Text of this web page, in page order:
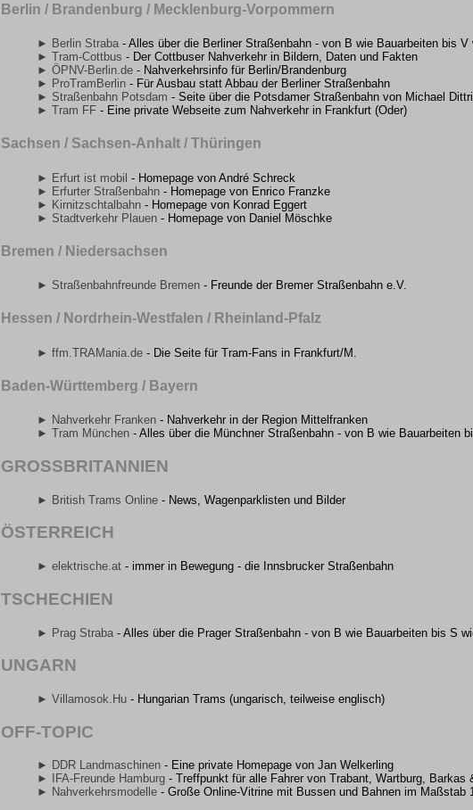
Berlin / Brandenburg / Mecklenburg-Vorpommern
► Berlin Straba - Alles über die Berliner Straßenbahn - von B wie Bauarbeiten bis V
► Tram-Cottbus - Der Cottbuser Nahverkehr in Bildern, Daten und Fakten
► ÖPNV-Berlin.de - Nahverkehrsinfo für Berlin/Brandenburg
► ProTramBerlin - Für Ausbau statt Abbau der Berliner Straßenbahn
► Straßenbahn Potsdam - Seite über die Potsdamer Straßenbahn von Michael
► Tram FF - Eine private Webseite zum Nahverkehr in Frankfurt (Oder)
Sachsen / Sachsen-Anhalt / Thüringen
► Erfurt ist mobil - Homepage von André Schreck
► Erfurter Straßenbahn - Homepage von Enrico Franzke
► Kirnitzschtalbahn - Homepage von Konrad Eggert
► Stadtverkehr Plauen - Homepage von Daniel Möschke
Bremen / Niedersachsen
► Straßenbahnfreunde Bremen - Freunde der Bremer Straßenbahn e.V.
Hessen / Nordrhein-Westfalen / Rheinland-Pfalz
► ffm.TRAMania.de - Die Seite für Tram-Fans in Frankfurt/M.
Baden-Württemberg / Bayern
► Nahverkehr Franken - Nahverkehr in der Region Mittelfranken
► Tram München - Alles über die Münchner Straßenbahn - von B wie Bauarbeiten
GROSSBRITANNIEN
► British Trams Online - News, Wagenparklisten und Bilder
ÖSTERREICH
► elektrische.at - immer in Bewegung - die Innsbrucker Straßenbahn
TSCHECHIEN
► Prag Straba - Alles über die Prager Straßenbahn - von B wie Bauarbeiten bis S
UNGARN
► Villamosok.Hu - Hungarian Trams (ungarisch, teilweise englisch)
OFF-TOPIC
► DDR Landmaschinen - Eine private Homepage von Jan Welkerling
► IFA-Freunde Hamburg - Treffpunkt für alle Fahrer von Trabant, Wartburg, Barkas
► Nahverkehrsmodelle - Große Online-Vitrine mit Bussen und Bahnen im Maßstab